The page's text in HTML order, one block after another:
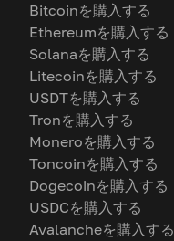
Bitcoinを購入する
Ethereumを購入する
Solanaを購入する
Litecoinを購入する
USDTを購入する
Tronを購入する
Moneroを購入する
Toncoinを購入する
Dogecoinを購入する
USDCを購入する
Avalancheを購入する